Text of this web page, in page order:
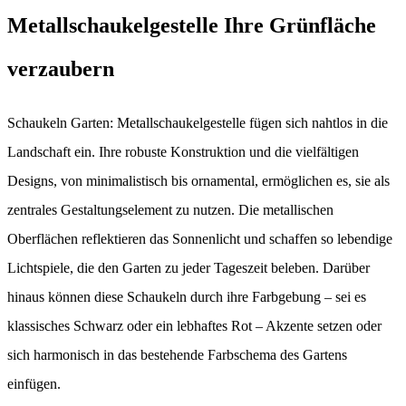
Metallschaukelgestelle Ihre Grünfläche
verzaubern
Schaukeln Garten: Metallschaukelgestelle fügen sich nahtlos in die
Landschaft ein. Ihre robuste Konstruktion und die vielfältigen
Designs, von minimalistisch bis ornamental, ermöglichen es, sie als
zentrales Gestaltungselement zu nutzen. Die metallischen
Oberflächen reflektieren das Sonnenlicht und schaffen so lebendige
Lichtspiele, die den Garten zu jeder Tageszeit beleben. Darüber
hinaus können diese Schaukeln durch ihre Farbgebung – sei es
klassisches Schwarz oder ein lebhaftes Rot – Akzente setzen oder
sich harmonisch in das bestehende Farbschema des Gartens
einfügen.